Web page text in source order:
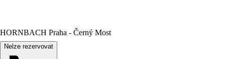
HORNBACH Praha - Černý Most
Nelze rezervovat